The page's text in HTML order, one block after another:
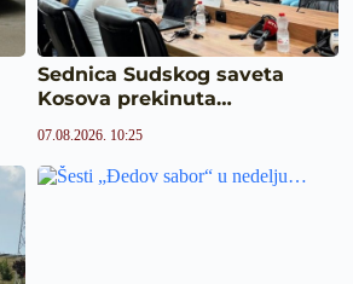
Sednica Sudskog saveta
Kosova prekinuta…
07.08.2026. 10:25